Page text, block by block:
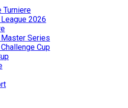
Turniere
2026
Series
Cup